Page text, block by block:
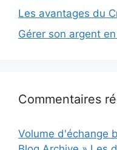
Les avantages du
Gérer son argent
Commentaires
Volume d'échange